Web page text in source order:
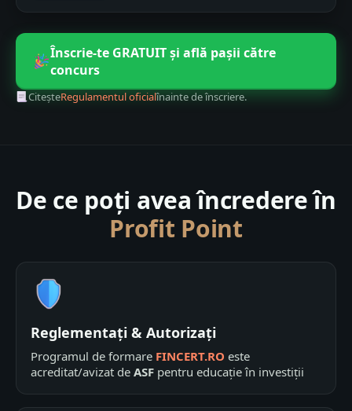
Înscrie-te GRATUIT și află pașii către
concurs
CiteșteRegulamentul oficialînainte de înscriere.
De ce poți avea încredere în
Profit Point
Reglementați & Autorizați
Programul de formare FINCERT.RO este
acreditat/avizat de ASF pentru educație în investiții